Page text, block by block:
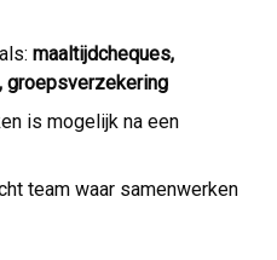
maaltijdcheques,
groepsverzekering
is mogelijk na een
team waar samenwerken